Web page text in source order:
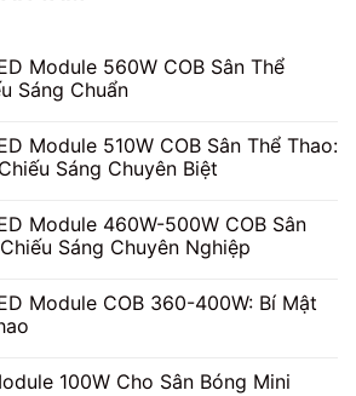
Module 560W COB Sân Thể
Sáng Chuẩn
Module 510W COB Sân Thể Thao:
Sáng Chuyên Biệt
Module 460W-500W COB Sân
Sáng Chuyên Nghiệp
Module COB 360-400W: Bí Mật
100W Cho Sân Bóng Mini